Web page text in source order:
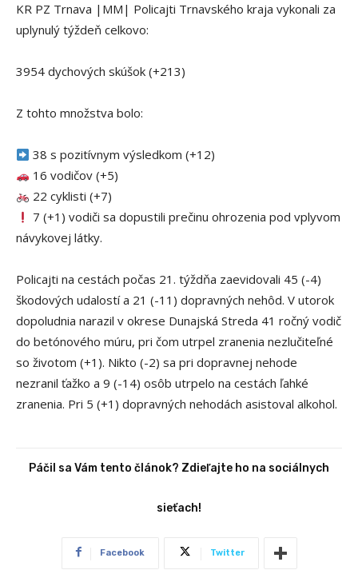
KR PZ Trnava |MM| Policajti Trnavského kraja vykonali za
uplynulý týždeň celkovo:
3954 dychových skúšok (+213)
Z tohto množstva bolo:
38 s pozitívnym výsledkom (+12)
16 vodičov (+5)
22 cyklisti (+7)
7 (+1) vodiči sa dopustili prečinu ohrozenia pod vplyvom
návykovej látky.
Policajti na cestách počas 21. týždňa zaevidovali 45 (-4)
škodových udalostí a 21 (-11) dopravných nehôd. V utorok
dopoludnia narazil v okrese Dunajská Streda 41 ročný vodič
do betónového múru, pri čom utrpel zranenia nezlučiteľné
so životom (+1). Nikto (-2) sa pri dopravnej nehode
nezranil ťažko a 9 (-14) osôb utrpelo na cestách ľahké
zranenia. Pri 5 (+1) dopravných nehodách asistoval alkohol.
Páčil sa Vám tento článok? Zdieľajte ho na sociálnych
sieťach!
Facebook Twitter